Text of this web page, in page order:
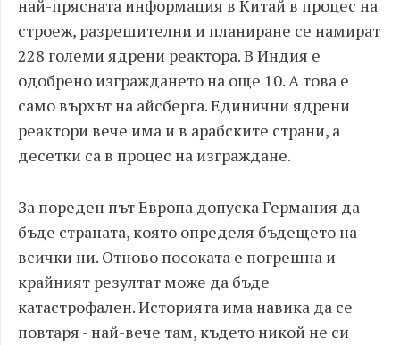
най-прясната информация в Китай в процес на
строеж, разрешителни и планиране се намират
228 големи ядрени реактора. В Индия е
одобрено изграждането на още 10. А това е
само върхът на айсберга. Единични ядрени
реактори вече има и в арабските страни, а
десетки са в процес на изграждане.
За пореден път Европа допуска Германия да
бъде страната, която определя бъдещето на
всички ни. Отново посоката е погрешна и
крайният резултат може да бъде
катастрофален. Историята има навика да се
повтаря - най-вече там, където никой не си